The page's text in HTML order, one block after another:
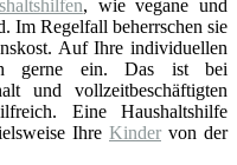
, wie vegane und
Im Regelfall beherrschen sie
Auf Ihre individuellen
gerne ein. Das ist bei
und vollzeitbeschäftigten
Eine Haushaltshilfe
Ihre Kinder von der